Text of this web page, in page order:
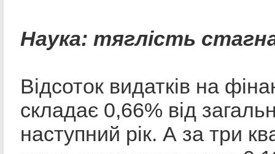
Наука: тяглість
Відсоток видатків на
складає 0,66% від
наступний рік. А за три